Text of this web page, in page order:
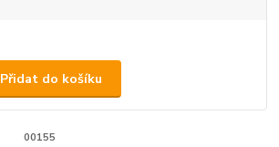
Přidat do košíku
00155